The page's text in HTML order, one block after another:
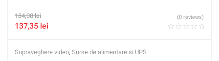
184,08lei
137,35 lei
(0 reviews)
Supraveghere video, Surse de alimentare si UPS